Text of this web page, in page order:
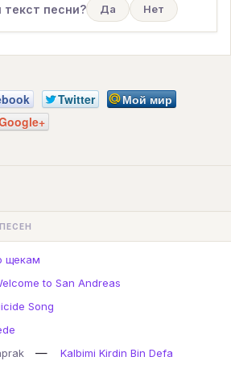
текст песни? Да Нет
Twitter
Мой мир
щекам
to San Andreas
Song
—
Kalbimi Kirdin Bin Defa